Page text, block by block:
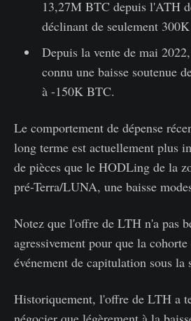
13,27M BTC depuis l'ATH
déclinant de seulement
Depuis la vente de mai
connu une baisse soutenue
à -150K BTC.
Le comportement de dépense
long terme est actuellement plus
de pièces que le HODLing de la
pré-Terra/LUNA, une baisse
Notez que l'offre de LTH n'a pas
agressivement pour que la cohorte
événement de capitulation sous la
Historiquement, l'offre de LTH a